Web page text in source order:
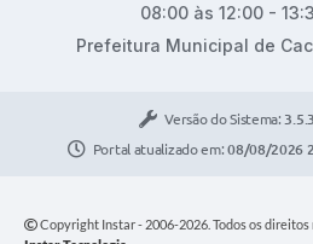
08:00 às 12:00 -
Prefeitura Municipal de
Versão do Sistema:
Portal atualizado em:08/08/2026
Copyright Instar - 2006-2026. Todos os direitos